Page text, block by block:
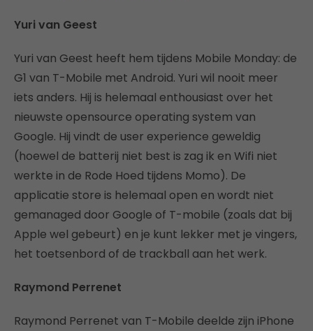
Yuri van Geest
Yuri van Geest heeft hem tijdens Mobile Monday: de
G1 van T-Mobile met Android. Yuri wil nooit meer
iets anders. Hij is helemaal enthousiast over het
nieuwste opensource operating system van
Google. Hij vindt de user experience geweldig
(hoewel de batterij niet best is zag ik en Wifi niet
werkte in de Rode Hoed tijdens Momo). De
applicatie store is helemaal open en wordt niet
gemanaged door Google of T-mobile (zoals dat bij
Apple wel gebeurt) en je kunt lekker met je vingers,
het toetsenbord of de trackball aan het werk.
Raymond Perrenet
Raymond Perrenet van T-Mobile deelde zijn iPhone